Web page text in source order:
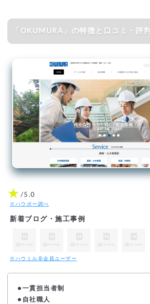
「OKUMURA」の特徴と口コミ・評判
★ /5.0
※ハウボー調べ
新着ブログ・施工事例
※ハウミル非会員ユーザー
●一貫担当者制
●自社職人